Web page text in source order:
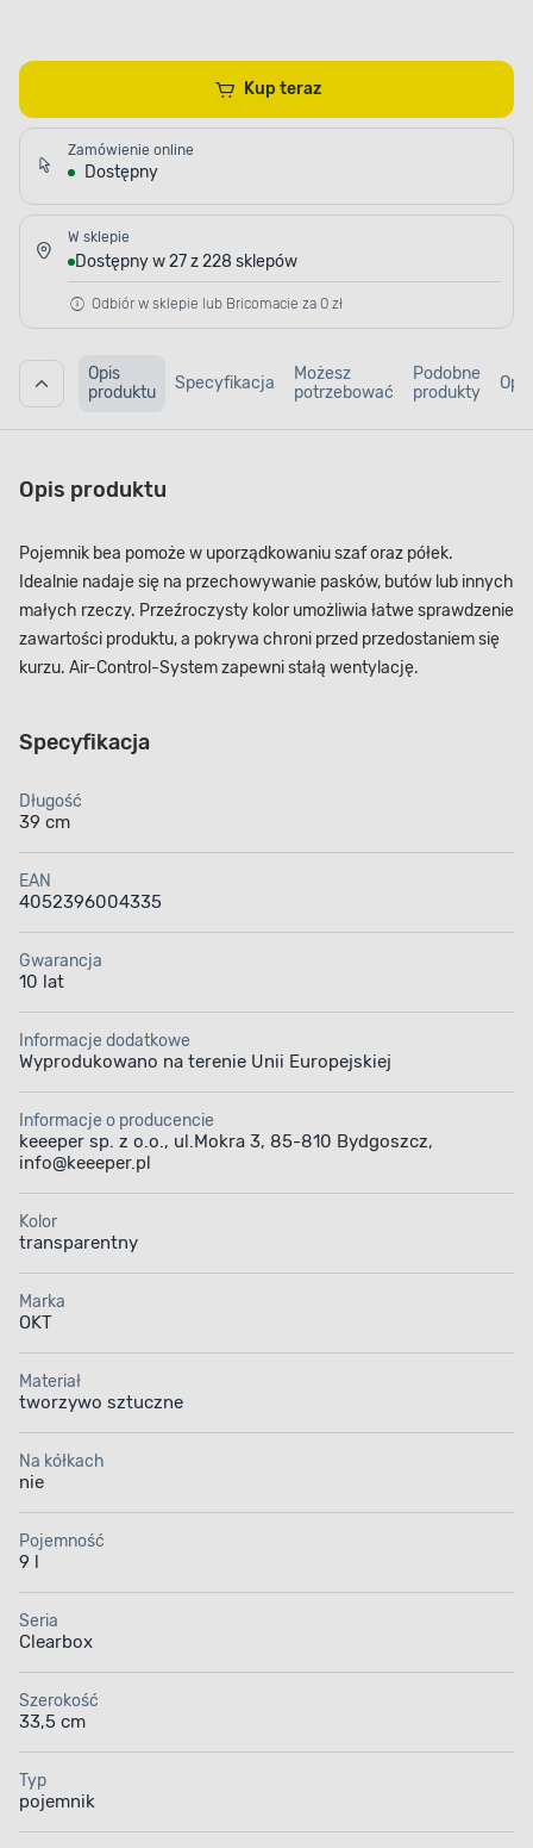
Kup teraz
Zamówienie online
Dostępny
W sklepie
Dostępny w 27 z 228 sklepów
Odbiór w sklepie lub Bricomacie za 0 zł
Opis
produktu
Specyfikacja
Możesz
potrzebować
Podobne
produkty
Opis produktu
Pojemnik bea pomoże w uporządkowaniu szaf oraz półek.
Idealnie nadaje się na przechowywanie pasków, butów lub innych
małych rzeczy. Przeźroczysty kolor umożliwia łatwe sprawdzenie
zawartości produktu, a pokrywa chroni przed przedostaniem się
kurzu. Air-Control-System zapewni stałą wentylację.
Specyfikacja
Długość
39 cm
EAN
4052396004335
Gwarancja
10 lat
Informacje dodatkowe
Wyprodukowano na terenie Unii Europejskiej
Informacje o producencie
keeeper sp. z o.o., ul.Mokra 3, 85-810 Bydgoszcz,
info@keeeper.pl
Kolor
transparentny
Marka
OKT
Materiał
tworzywo sztuczne
Na kółkach
nie
Pojemność
9 l
Seria
Clearbox
Szerokość
33,5 cm
Typ
pojemnik